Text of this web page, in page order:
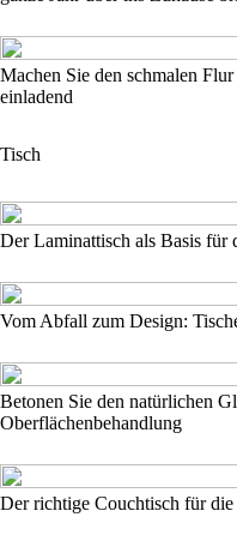
Machen Sie den schmalen
einladend
Tisch
Der Laminattisch als Basis für
Vom Abfall zum Design:
Betonen Sie den natürlichen
Oberflächenbehandlung
Der richtige Couchtisch für